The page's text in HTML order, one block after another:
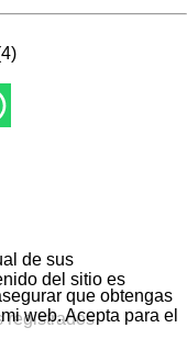
de sus
del sitio es
registrados
que obtengas
web. Acepta para el